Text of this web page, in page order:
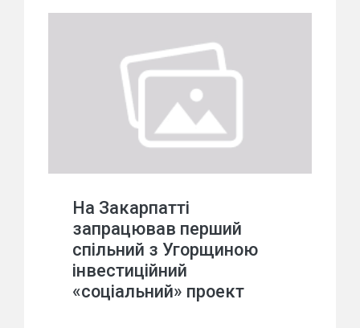
На Закарпатті
запрацював перший
спільний з Угорщиною
інвестиційний
«соціальний» проект